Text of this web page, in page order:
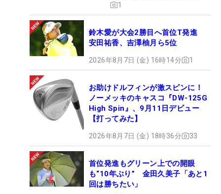
1
鈴木愛が大会2勝目へ首位T発進
安田祐香、吉澤柚月ら5位
2026年8月7日 (金) 16時14分 1
お助けドルフィンが激スピンに！
ノーメッキのキャスコ『DW-125G
High Spin』、9月11日デビュー
【打ってみた】
2026年8月7日 (金) 18時36分 33
首位発進もグリーン上での開眼
も“10年ぶり” 金田久美子「あと1
回は勝ちたい」